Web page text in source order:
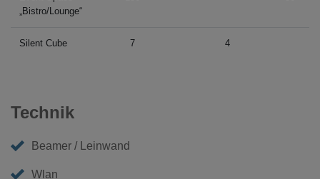
„Bistro/Lounge“
Silent Cube 7 4
Technik
Beamer / Leinwand
Wlan